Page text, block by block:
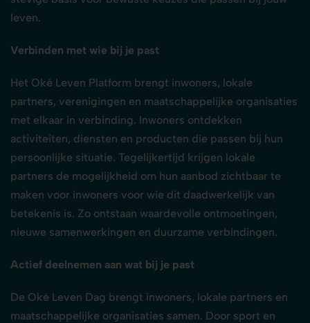
leven.
Verbinden met wie bij je past
Het Oké Leven Platform brengt inwoners, lokale
partners, verenigingen en maatschappelijke organisaties
met elkaar in verbinding. Inwoners ontdekken
activiteiten, diensten en producten die passen bij hun
persoonlijke situatie. Tegelijkertijd krijgen lokale
partners de mogelijkheid om hun aanbod zichtbaar te
maken voor inwoners voor wie dit daadwerkelijk van
betekenis is. Zo ontstaan waardevolle ontmoetingen,
nieuwe samenwerkingen en duurzame verbindingen.
Actief deelnemen aan wat bij je past
De Oké Leven Dag brengt inwoners, lokale partners en
maatschappelijke organisaties samen. Door sport en